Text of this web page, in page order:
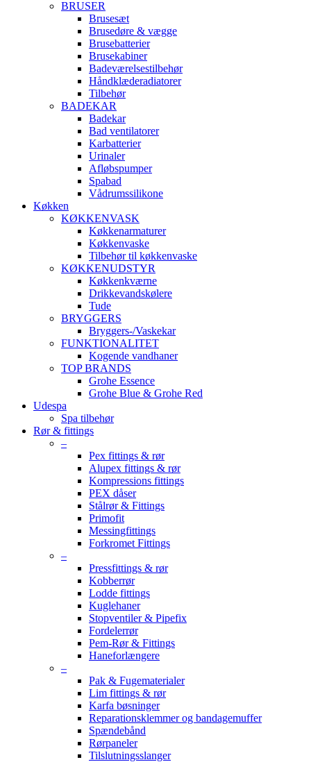
BRUSER
Brusesæt
Brusedøre & vægge
Brusebatterier
Brusekabiner
Badeværelsestilbehør
Håndklæderadiatorer
Tilbehør
BADEKAR
Badekar
Bad ventilatorer
Karbatterier
Urinaler
Afløbspumper
Spabad
Vådrumssilikone
Køkken
KØKKENVASK
Køkkenarmaturer
Køkkenvaske
Tilbehør til køkkenvaske
KØKKENUDSTYR
Køkkenkværne
Drikkevandskølere
Tude
BRYGGERS
Bryggers-/Vaskekar
FUNKTIONALITET
Kogende vandhaner
TOP BRANDS
Grohe Essence
Grohe Blue & Grohe Red
Udespa
Spa tilbehør
Rør & fittings
–
Pex fittings & rør
Alupex fittings & rør
Kompressions fittings
PEX dåser
Stålrør & Fittings
Primofit
Messingfittings
Forkromet Fittings
–
Pressfittings & rør
Kobberrør
Lodde fittings
Kuglehaner
Stopventiler & Pipefix
Fordelerrør
Pem-Rør & Fittings
Haneforlængere
–
Pak & Fugematerialer
Lim fittings & rør
Karfa bøsninger
Reparationsklemmer og bandagemuffer
Spændebånd
Rørpaneler
Tilslutningsslanger